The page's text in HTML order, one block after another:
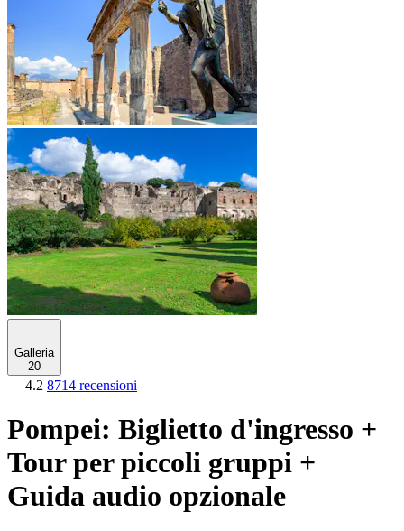
Galleria
20
4.2 8714 recensioni
Pompei: Biglietto d'ingresso +
Tour per piccoli gruppi +
Guida audio opzionale